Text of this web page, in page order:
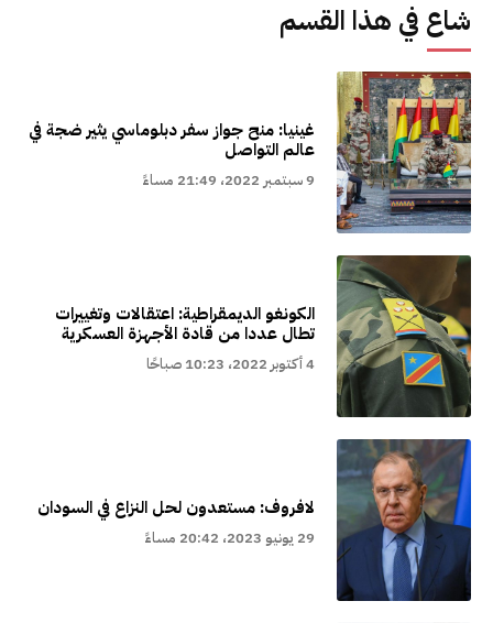
شاع في هذا القسم
غينيا: منح جواز سفر دبلوماسي يثير ضجة في
عالم التواصل
9 سبتمبر 2022، 21:49 مساءً
الكونغو الديمقراطية: اعتقالات وتغييرات
تطال عددا من قادة الأجهزة العسكرية
4 أكتوبر 2022، 10:23 صباحًا
لافروف: مستعدون لحل النزاع في السودان
29 يونيو 2023، 20:42 مساءً